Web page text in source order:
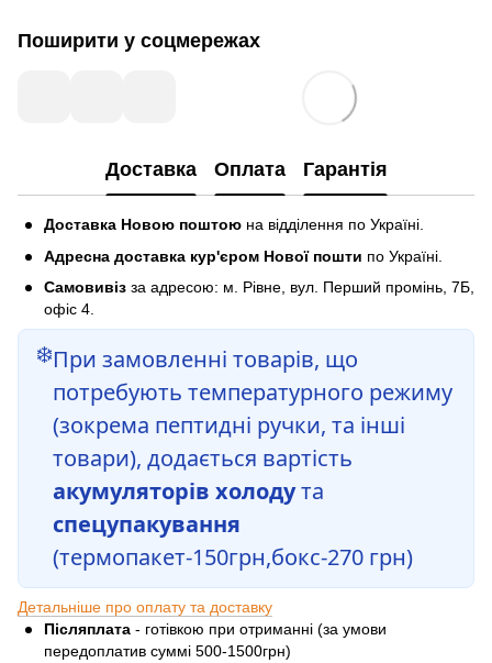
Поширити у соцмережах
Доставка Оплата Гарантія
Доставка Новою поштою на відділення по Україні.
Адресна доставка кур'єром Нової пошти по Україні.
Самовивіз за адресою: м. Рівне, вул. Перший промінь, 7Б,
офіс 4.
❄️При замовленні товарів, що
потребують температурного режиму
(зокрема пептидні ручки, та інші
товари), додається вартість
акумуляторів холодута
спецупакування
(термопакет-150грн,бокс-270 грн)
Детальніше про оплату та доставку
Післяплата - готівкою при отриманні (за умови
передоплатив суммі 500-1500грн)